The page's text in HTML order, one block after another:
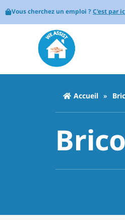
Vous cherchez un emploi ?C'est par
Accueil »